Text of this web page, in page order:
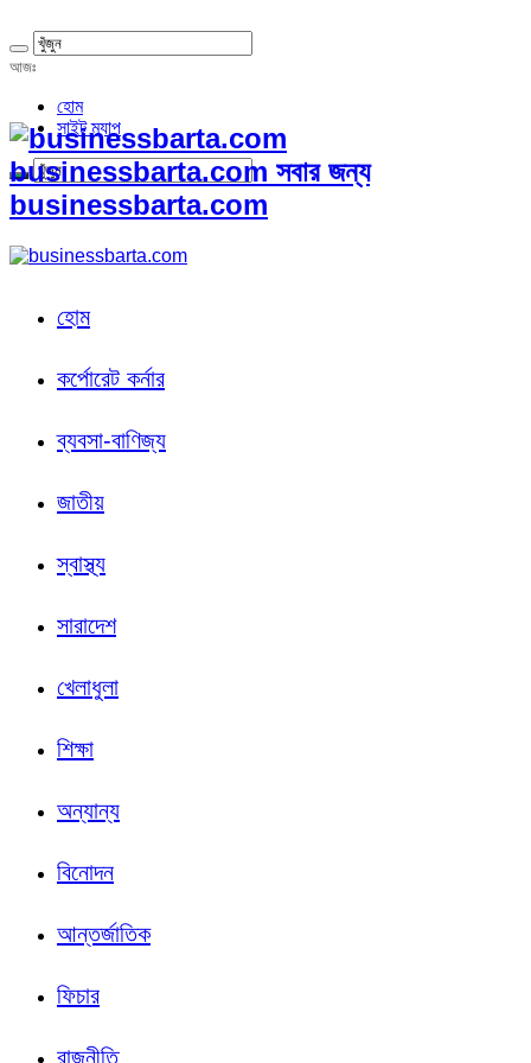
আজঃ
হোম
সাইট ম্যাপ
businessbarta.com সবার জন্য
businessbarta.com
হোম
কর্পোরেট কর্নার
ব্যবসা-বাণিজ্য
জাতীয়
স্বাস্থ্য
সারাদেশ
খেলাধুলা
শিক্ষা
অন্যান্য
বিনোদন
আন্তর্জাতিক
ফিচার
রাজনীতি